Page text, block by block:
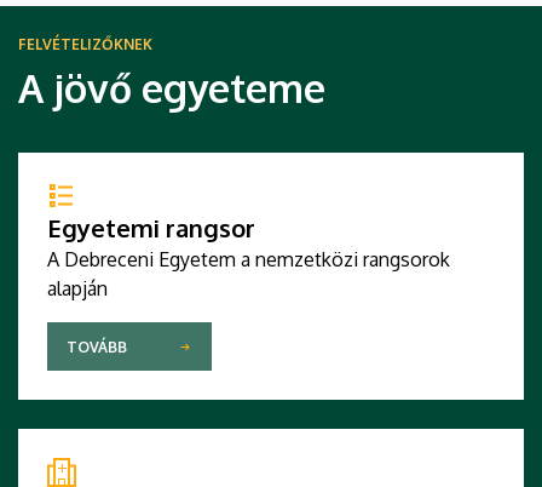
FELVÉTELIZŐKNEK
A jövő egyeteme
Egyetemi rangsor
A Debreceni Egyetem a nemzetközi rangsorok
alapján
TOVÁBB